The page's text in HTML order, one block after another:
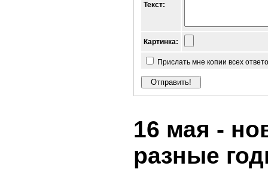
Текст:
Картинка:
Прислать мне копии всех
16 мая -
разные